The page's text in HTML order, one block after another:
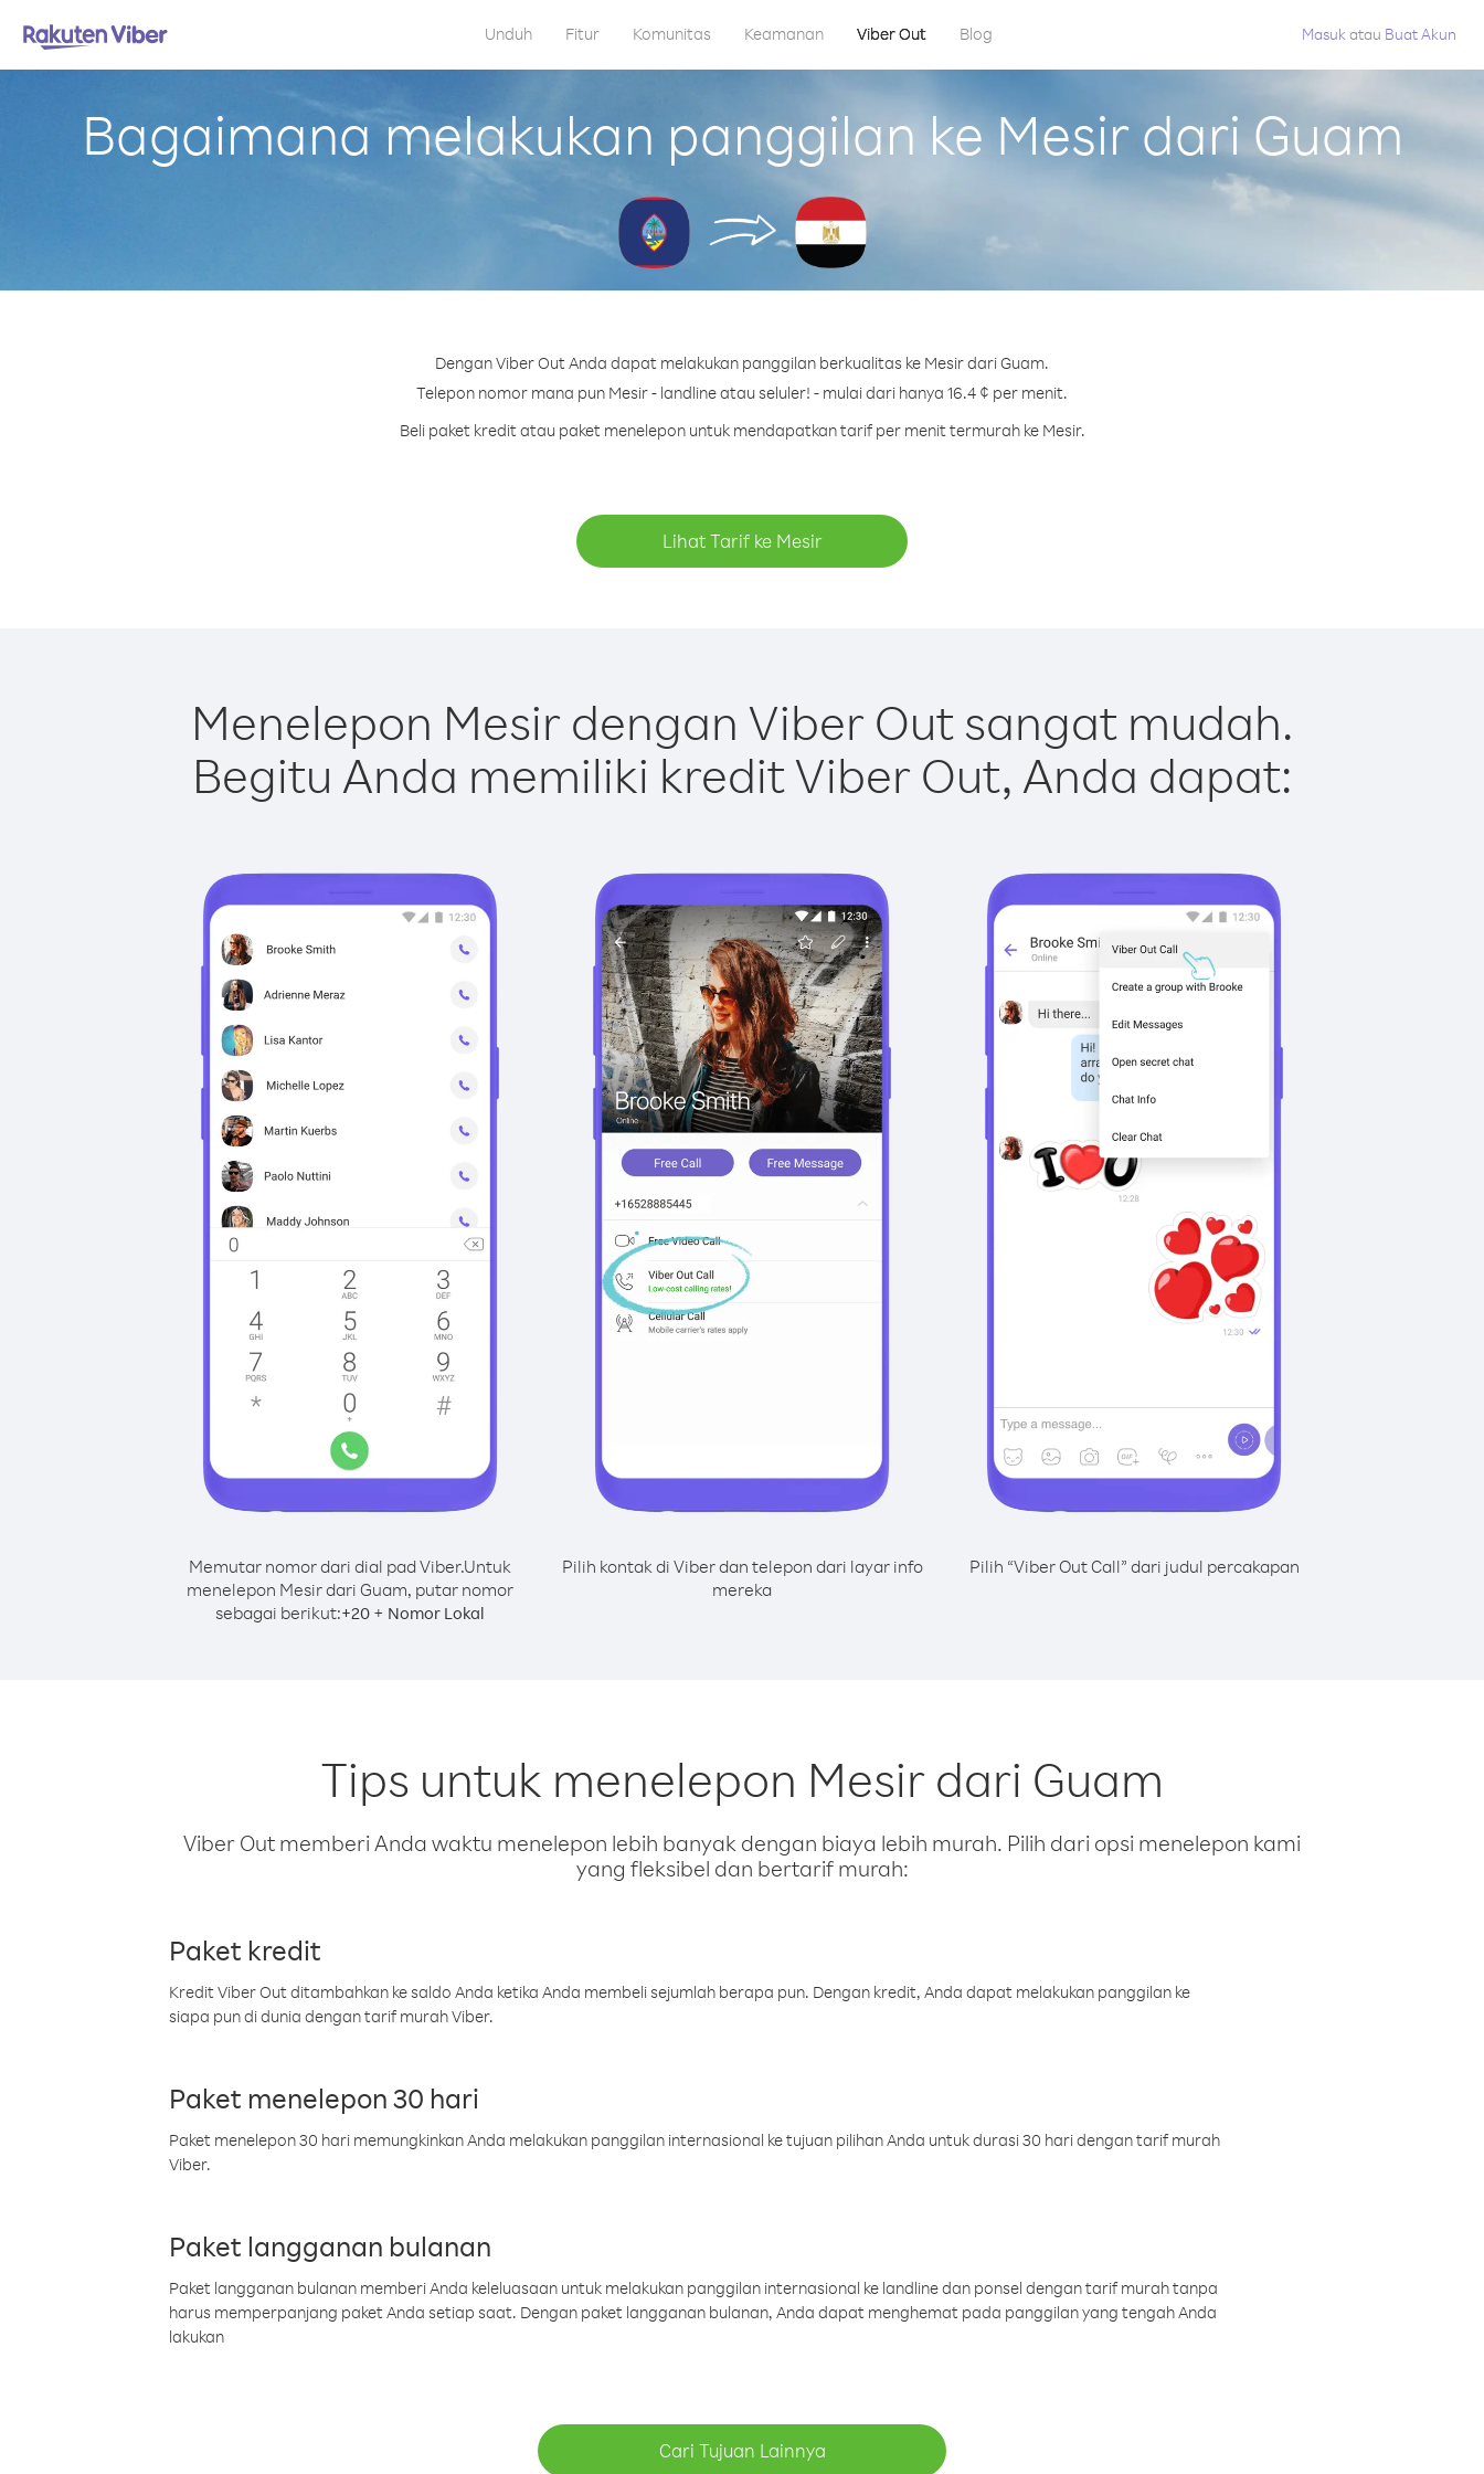
Unduh Fitur Komunitas Keamanan Viber Out Blog Masuk atau Buat Akun
Bagaimana melakukan panggilan ke Mesir dari Guam
Dengan Viber Out Anda dapat melakukan panggilan berkualitas ke Mesir dari Guam.
Telepon nomor mana pun Mesir - landline atau seluler! - mulai dari hanya 16.4 ¢ per menit.
Beli paket kredit atau paket menelepon untuk mendapatkan tarif per menit termurah ke Mesir.
Lihat Tarif ke Mesir
Menelepon Mesir dengan Viber Out sangat mudah.
Begitu Anda memiliki kredit Viber Out, Anda dapat:
Memutar nomor dari dial pad Viber.Untuk
menelepon Mesir dari Guam, putar nomor
sebagai berikut:+20 + Nomor Lokal
Pilih kontak di Viber dan telepon dari layar info
mereka
Pilih “Viber Out Call” dari judul percakapan
Tips untuk menelepon Mesir dari Guam
Viber Out memberi Anda waktu menelepon lebih banyak dengan biaya lebih murah. Pilih dari opsi menelepon kami
yang fleksibel dan bertarif murah:
Paket kredit
Kredit Viber Out ditambahkan ke saldo Anda ketika Anda membeli sejumlah berapa pun. Dengan kredit, Anda dapat melakukan panggilan ke
siapa pun di dunia dengan tarif murah Viber.
Paket menelepon 30 hari
Paket menelepon 30 hari memungkinkan Anda melakukan panggilan internasional ke tujuan pilihan Anda untuk durasi 30 hari dengan tarif murah
Viber.
Paket langganan bulanan
Paket langganan bulanan memberi Anda keleluasaan untuk melakukan panggilan internasional ke landline dan ponsel dengan tarif murah tanpa
harus memperpanjang paket Anda setiap saat. Dengan paket langganan bulanan, Anda dapat menghemat pada panggilan yang tengah Anda
lakukan
Cari Tujuan Lainnya